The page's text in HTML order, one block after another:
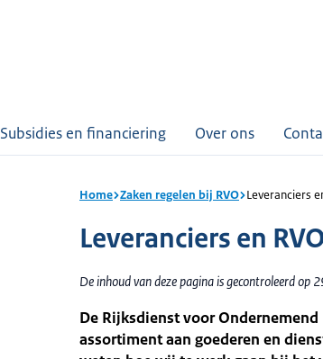
Subsidies en financiering Over ons
Home Zaken regelen bij RVO Leveranciers
Leveranciers en
De inhoud van deze pagina is gecontroleerd op
De Rijksdienst voor
assortiment aan goederen en